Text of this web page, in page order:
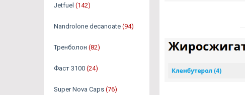
Jetfuel (142)
Nandrolone decanoate (94)
Тренболон (82)
Фаст 3100 (24)
Super Nova Caps (76)